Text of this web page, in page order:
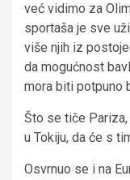
već vidimo za
sportaša je sve
više njih iz
da mogućnost
mora biti potpuno
Što se tiče
u Tokiju, da će s
Osvrnuo se i na